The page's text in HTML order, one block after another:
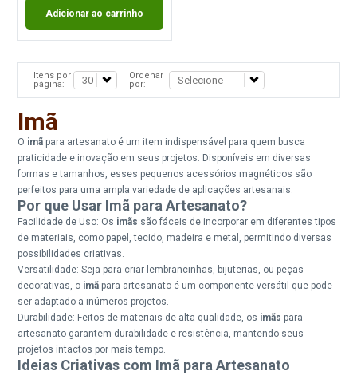
Adicionar ao carrinho
Itens por
página:
Ordenar
por:
Imã
O imã para artesanato é um item indispensável para quem busca
praticidade e inovação em seus projetos. Disponíveis em diversas
formas e tamanhos, esses pequenos acessórios magnéticos são
perfeitos para uma ampla variedade de aplicações artesanais.
Por que Usar Imã para Artesanato?
Facilidade de Uso: Os imãs são fáceis de incorporar em diferentes tipos
de materiais, como papel, tecido, madeira e metal, permitindo diversas
possibilidades criativas.
Versatilidade: Seja para criar lembrancinhas, bijuterias, ou peças
decorativas, o imã para artesanato é um componente versátil que pode
ser adaptado a inúmeros projetos.
Durabilidade: Feitos de materiais de alta qualidade, os imãs para
artesanato garantem durabilidade e resistência, mantendo seus
projetos intactos por mais tempo.
Ideias Criativas com Imã para Artesanato